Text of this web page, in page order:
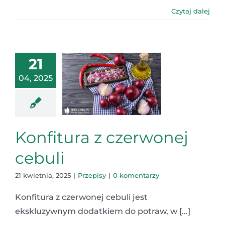
Czytaj dalej
21
04, 2025
Konfitura z czerwonej
cebuli
21 kwietnia, 2025 | Przepisy | 0 komentarzy
Konfitura z czerwonej cebuli jest
ekskluzywnym dodatkiem do potraw, w [...]